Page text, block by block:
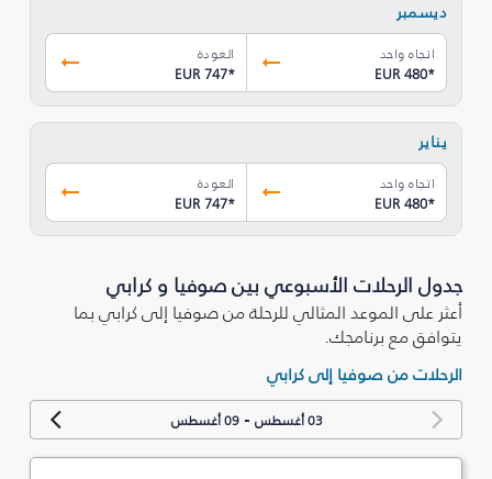
ديسمبر
اتجاه واحد
EUR 480*
العودة
EUR 747*
يناير
اتجاه واحد
EUR 480*
العودة
EUR 747*
جدول الرحلات الأسبوعي بين صوفيا و كرابي
أعثر على الموعد المثالي للرحلة من صوفيا إلى كرابي بما
يتوافق مع برنامجك.
الرحلات من صوفيا إلى كرابي
03 أغسطس -09 أغسطس